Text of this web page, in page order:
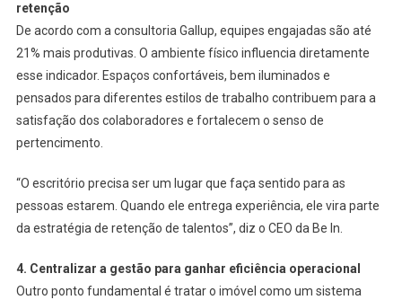
retenção
De acordo com a consultoria Gallup, equipes engajadas são até
21% mais produtivas. O ambiente físico influencia diretamente
esse indicador. Espaços confortáveis, bem iluminados e
pensados para diferentes estilos de trabalho contribuem para a
satisfação dos colaboradores e fortalecem o senso de
pertencimento.
“O escritório precisa ser um lugar que faça sentido para as
pessoas estarem. Quando ele entrega experiência, ele vira parte
da estratégia de retenção de talentos”, diz o CEO da Be In.
4. Centralizar a gestão para ganhar eficiência operacional
Outro ponto fundamental é tratar o imóvel como um sistema